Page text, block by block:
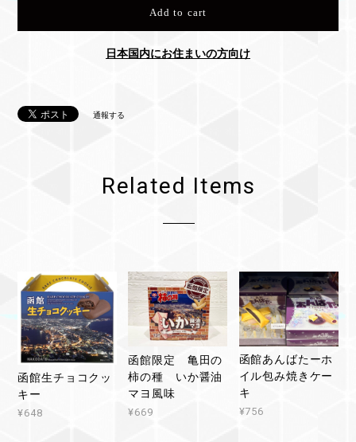
Add to cart
日本国内にお住まいの方向け
通報する
Related Items
函館生チョコクッ
キー
¥648
函館限定 亀田の
柿の種 いか醤油
マヨ風味
¥669
函館あんばたーホ
イル包み焼きケー
キ
¥756